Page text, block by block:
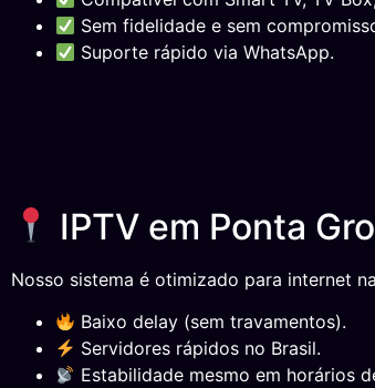
Sem fidelidade e sem
Suporte rápido via WhatsApp.
IPTV em Ponta
Nosso sistema é otimizado para internet
Baixo delay (sem travamentos).
Servidores rápidos no Brasil.
Estabilidade mesmo em horários